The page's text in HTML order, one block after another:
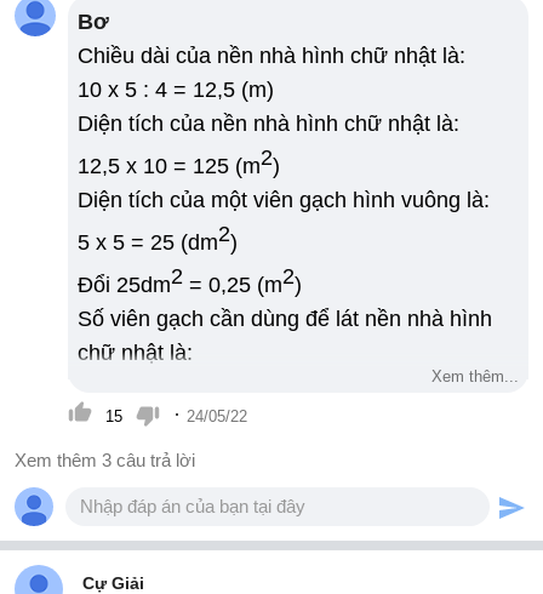
Bơ
Chiều dài của nền nhà hình chữ nhật là:
10 x 5 : 4 = 12,5 (m)
Diện tích của nền nhà hình chữ nhật là:
12,5 x 10 = 125 (m2)
Diện tích của một viên gạch hình vuông là:
5 x 5 = 25 (dm2)
Đổi 25dm2 = 0,25 (m2)
Số viên gạch cần dùng để lát nền nhà hình
chữ nhật là:
Đáp số: 500 viên gạch.
Xem thêm...
15 · 24/05/22
Xem thêm 3 câu trả lời
Cự Giải